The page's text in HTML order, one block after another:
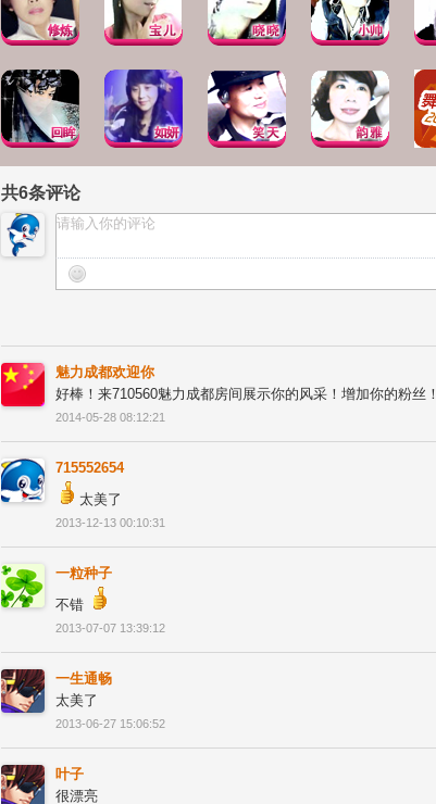
共6条评论
魅力成都欢迎你
好棒！来710560魅力成都房间展示你的风采！增加你的粉丝！
2014-05-28 08:12:21
715552654
太美了
2013-12-13 00:10:31
一粒种子
不错
2013-07-07 13:39:12
一生通畅
太美了
2013-06-27 15:06:52
叶子
很漂亮